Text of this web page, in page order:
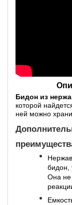
Бидон из
которой
ней можно
бидон,
Она не